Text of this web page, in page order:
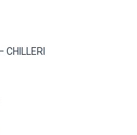
CHILLERI